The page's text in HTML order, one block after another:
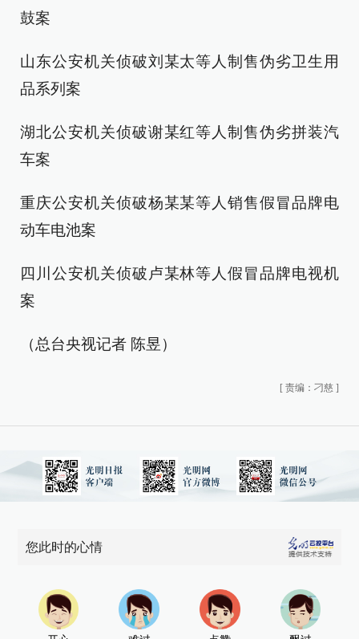
鼓案
山东公安机关侦破刘某太等人制售伪劣卫生用
品系列案
湖北公安机关侦破谢某红等人制售伪劣拼装汽
车案
重庆公安机关侦破杨某某等人销售假冒品牌电
动车电池案
四川公安机关侦破卢某林等人假冒品牌电视机
案
（总台央视记者 陈昱）
[ 责编：刁慈 ]
您此时的心情